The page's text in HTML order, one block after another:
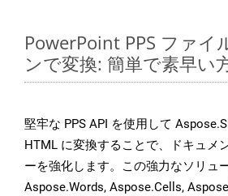
PowerPoint PPS ファイ
ンで変換: 簡単で素早い
堅牢な PPS API を使用して
HTML に変換することで、ドキュメ
ーを強化します。この強力なソリュ
Aspose.Words, Aspose.Cells,